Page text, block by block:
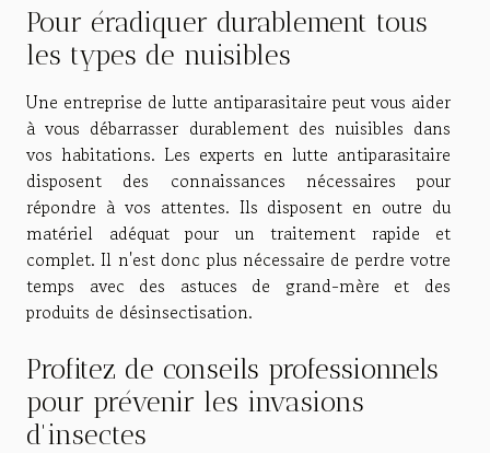
Pour éradiquer durablement tous
les types de nuisibles
Une entreprise de lutte antiparasitaire peut vous aider
à vous débarrasser durablement des nuisibles dans
vos habitations. Les experts en lutte antiparasitaire
disposent des connaissances nécessaires pour
répondre à vos attentes. Ils disposent en outre du
matériel adéquat pour un traitement rapide et
complet. Il n'est donc plus nécessaire de perdre votre
temps avec des astuces de grand-mère et des
produits de désinsectisation.
Profitez de conseils professionnels
pour prévenir les invasions
d'insectes